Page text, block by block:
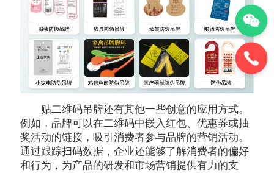
贴二维码吊牌还有其他一些创意的应用方式。
例如，品牌可以在二维码中嵌入红包、优惠券或抽
奖活动的链接，吸引消费者参与品牌的营销活动。
通过跟踪扫码数据，企业还能够了解消费者的偏好
和行为，为产品的研发和市场营销提供有力的支